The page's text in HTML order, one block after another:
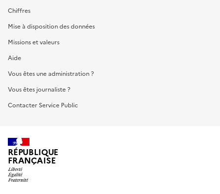
Chiffres
Mise à disposition des données
Missions et valeurs
Aide
Vous êtes une administration ?
Vous êtes journaliste ?
Contacter Service Public
RÉPUBLIQUE
FRANÇAISE